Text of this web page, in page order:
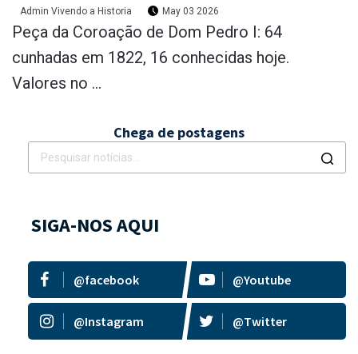
Pessoas Já Tocaram
Admin Vivendo a Historia May 03 2026
Peça da Coroação de Dom Pedro I: 64
cunhadas em 1822, 16 conhecidas hoje.
Valores no ...
Chega de postagens
SIGA-NOS AQUI
@facebook @Youtube
@Instagram @Twitter